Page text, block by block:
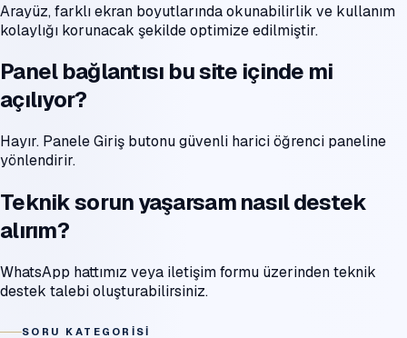
Arayüz, farklı ekran boyutlarında okunabilirlik ve kullanım
kolaylığı korunacak şekilde optimize edilmiştir.
Panel bağlantısı bu site içinde mi
açılıyor?
Hayır. Panele Giriş butonu güvenli harici öğrenci paneline
yönlendirir.
Teknik sorun yaşarsam nasıl destek
alırım?
WhatsApp hattımız veya iletişim formu üzerinden teknik
destek talebi oluşturabilirsiniz.
SORU KATEGORISI